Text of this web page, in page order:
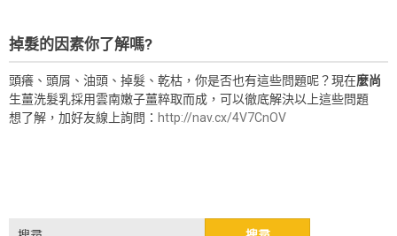
掉髮的因素你了解嗎?
頭癢、頭屑、油頭、掉髮、乾枯，你是否也有這些問題呢？現在麼尚
生薑洗髮乳採用雲南嫩子薑粹取而成，可以徹底解決以上這些問題
想了解，加好友線上詢問： http://nav.cx/4V7CnOV
搜